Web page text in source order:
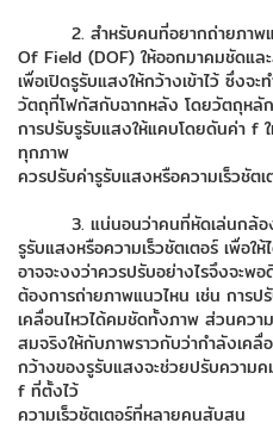
2. สำหรับคนที่อยากถ่ายภาพแ
Of Field (DOF) ให้ออกมาคมชัดแล
เพื่อเปิดรูรับแสงให้กว้างเข้าไว้ ซึ่งจ
วัตถุที่โฟกัสกับฉากหลัง โดยวัตถุหลั
การปรับรูรับแสงให้แคบโดยดันค่า f
ทุกภาพ
ควรปรับค่ารูรับแสงหรือความเร็วชัต
3. แน่นอนว่าคนที่หัดเล่นกล้องใ
รูรับแสงหรือความเร็วชัตเตอร์ เพื่อ
อาจจะงงว่าควรปรับอย่างไรจึงจะ
ต้องการถ่ายภาพแนวไหน เช่น การป
เคลื่อนไหวได้คมชัดทั้งภาพ ส่วนควา
สมจริงให้กับภาพราวกับว่ากำลังเค
กว้างของรูรับแสงจะช่วยปรับความ
f ที่ตั้งไว้
ความเร็วชัตเตอร์ที่หลายคนสับสน